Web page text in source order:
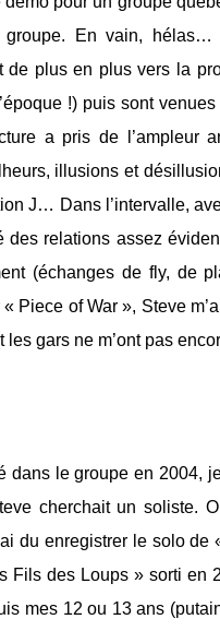
groupe. En vain, hélas…
de plus en plus vers la
!) puis sont
a pris de l’ampleur
illusions et
J… Dans l’intervalle,
des relations assez
(échanges de fly, de
Piece of War », Steve
les gars ne m’ont pas
dans le groupe en 2004,
cherchait un soliste.
du enregistrer le solo
Fils des Loups » sorti en
mes 12 ou 13 ans